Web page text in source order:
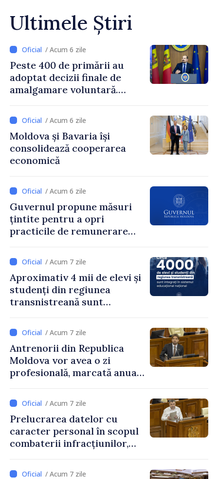
Ultimele Știri
/ Acum 6 zile
Peste 400 de primării au
adoptat decizii finale de
amalgamare voluntară.
Guvernului, Alexei Buzu:
„85,5% dintre primării au
inițiat procesul. Le
mulțumim aleșilor locali
pentru că au pus pe primul
dezvoltar
/ Acum 6 zile
Moldova și Bavaria își
consolidează cooperarea
economică
/ Acum 6 zile
Guvernul propune măsuri
țintite pentru a opri
practicile de remunerare
/ Acum 7 zile
Aproximativ 4 mii de elevi și
studenți din regiunea
transnistreană sunt
educațional național
/ Acum 7 zile
Antrenorii din Republica
Moldova vor avea o zi
profesională, marcată anual
/ Acum 7 zile
Prelucrarea datelor cu
caracter personal în scopul
combaterii infracțiunilor,
/ Acum 7 zile